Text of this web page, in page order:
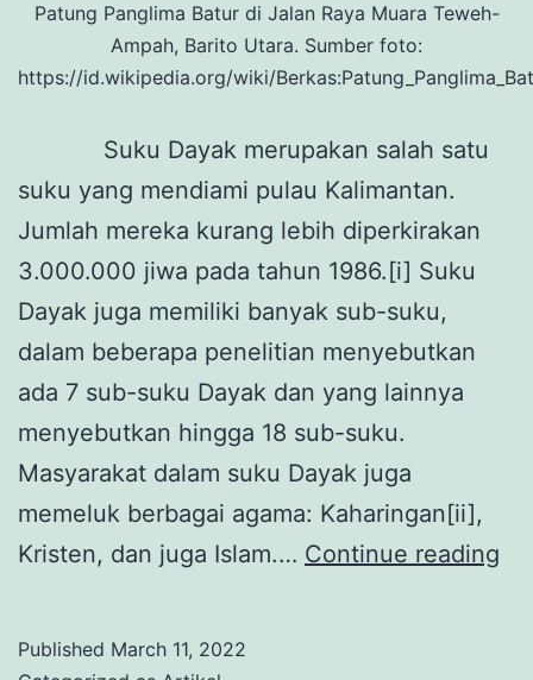
Patung Panglima Batur di Jalan Raya Muara Teweh-
Ampah, Barito Utara. Sumber foto:
https://id.wikipedia.org/wiki/
Suku Dayak merupakan salah satu
suku yang mendiami pulau Kalimantan.
Jumlah mereka kurang lebih diperkirakan
3.000.000 jiwa pada tahun 1986.[i] Suku
Dayak juga memiliki banyak sub-suku,
dalam beberapa penelitian menyebutkan
ada 7 sub-suku Dayak dan yang lainnya
menyebutkan hingga 18 sub-suku.
Masyarakat dalam suku Dayak juga
memeluk berbagai agama: Kaharingan[ii],
Kristen, dan juga Islam.… Continue reading
Published March 11, 2022